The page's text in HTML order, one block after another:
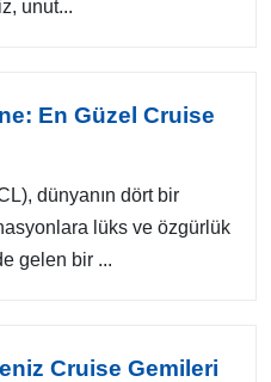
unut...
En Güzel Cruise
dünyanın dört bir
lüks ve özgürlük
gelen bir ...
Cruise Gemileri